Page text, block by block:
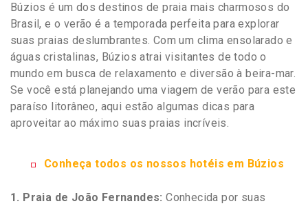
Búzios é um dos destinos de praia mais charmosos do
Brasil, e o verão é a temporada perfeita para explorar
suas praias deslumbrantes. Com um clima ensolarado e
águas cristalinas, Búzios atrai visitantes de todo o
mundo em busca de relaxamento e diversão à beira-mar.
Se você está planejando uma viagem de verão para este
paraíso litorâneo, aqui estão algumas dicas para
aproveitar ao máximo suas praias incríveis.
Conheça todos os nossos hotéis em Búzios
1. Praia de João Fernandes: Conhecida por suas